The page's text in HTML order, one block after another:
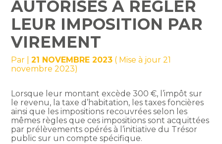
AUTORISÉS À RÉGLER
LEUR IMPOSITION PAR
VIREMENT
Par |21 NOVEMBRE 2023 ( Mise à jour 21
novembre 2023)
Lorsque leur montant excède 300 €, l’impôt sur
le revenu, la taxe d’habitation, les taxes foncières
ainsi que les impositions recouvrées selon les
mêmes règles que ces impositions sont acquittées
par prélèvements opérés à l’initiative du Trésor
public sur un compte spécifique.